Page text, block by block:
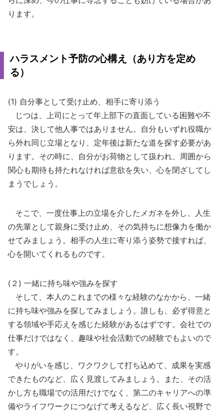
ります。
ハラスメント予防の心構え（あり方を定め
る）
(1) 自分事として受け止め、相手に寄り添う
じつは、上司にとって年上部下の直面している困難や不
安は、決して他人事ではありません。自分もいずれ役職か
ら外れ同じ立場となり、定年後は新たな道を探す必要があ
ります。その時に、自分がお荷物として扱われ、周囲から
関心も期待も持たれなければ意欲を失い、心を閉ざしてし
まうでしょう。
そこで、一度仕事上の立場を介したメガネを外し、人生
の先輩として親身に受け止め、その気持ちに想像力を働か
せてみましょう。相手の人生に寄り添う姿勢で接すれば、
心を開いてくれるものです。
(２) 一緒に持ち味や強みを探す
そして、本人のこれまでの様々な経験のなかから、一緒
に持ち味や強みを探してみましょう。誰しも、必ず得意と
する領域や手応えを感じた経験があるはずです。会社での
仕事だけではなく、趣味や社会活動での経験でもよいので
す。
やりがいを感じ、ワクワクして打ち込めて、成果を実感
できたものなど、広く見渡してみましょう。また、その活
かし方も職場での活用だけでなく、第二のキャリアへの準
備やライフワークにつなげて考えるなど、広く長い視野で